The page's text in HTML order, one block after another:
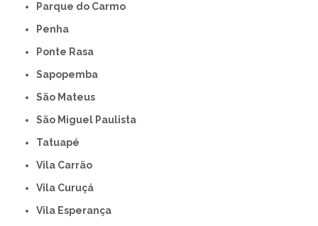
Parque do Carmo
Penha
Ponte Rasa
Sapopemba
São Mateus
São Miguel Paulista
Tatuapé
Vila Carrão
Vila Curuçá
Vila Esperança